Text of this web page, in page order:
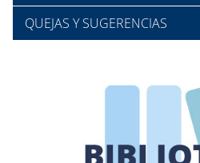
QUEJAS Y SUGERENCIAS